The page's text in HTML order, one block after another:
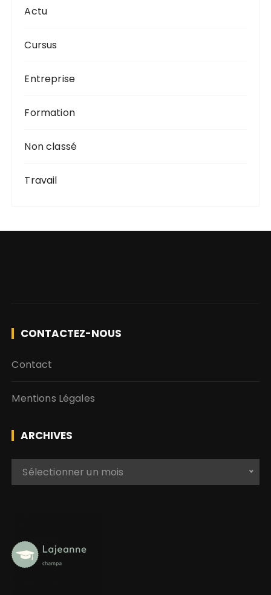
Actu
Cursus
Entreprise
Formation
Non classé
Travail
CONTACTEZ-NOUS
Contact
Mentions Légales
ARCHIVES
v
e
Sélectionner un mois